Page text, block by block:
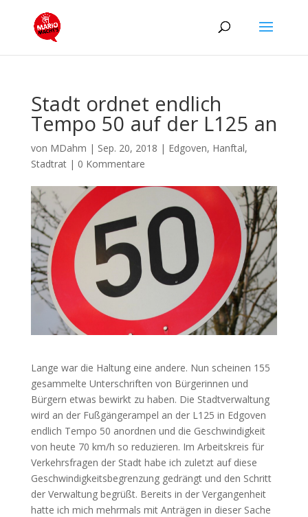
Stadt ordnet endlich
Tempo 50 auf der L125 an
von MDahm | Sep. 20, 2018 | Edgoven, Hanftal,
Stadtrat| 0 Kommentare
Lange war die Haltung eine andere. Nun scheinen 155
gesammelte Unterschriften von Bürgerinnen und
Bürgern etwas bewirkt zu haben. Die Stadtverwaltung
wird an der Fußgängerampel an der L125 in Edgoven
endlich Tempo 50 anordnen und die Geschwindigkeit
von heute 70 km/h so reduzieren. Im Arbeitskreis für
Verkehrsfragen der Stadt habe ich zuletzt auf diese
Geschwindigkeitsbegrenzung gedrängt und den Schritt
der Verwaltung begrüßt. Bereits in der Vergangenheit
hatte ich mich mehrmals mit Anträgen in dieser Sache